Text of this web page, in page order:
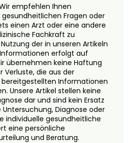
empfehlen Ihnen
Fragen oder
einen Arzt oder eine andere
Fachkraft zu
der in unseren Artikeln
erfolgt auf
übernehmen keine Haftung
Verluste, die aus der
bereitgestellten Informationen
Unsere Artikel stellen keine
dar und sind kein Ersatz
Diagnose oder
individuelle gesundheitliche
eine persönliche
und Beratung.